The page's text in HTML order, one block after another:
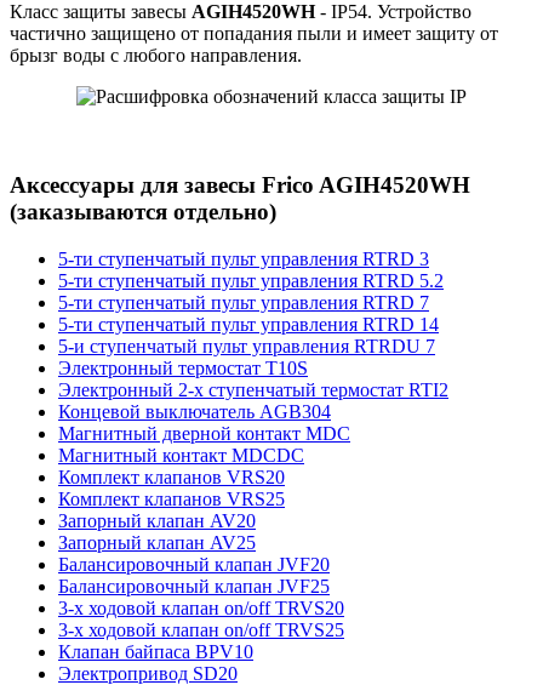
Класс защиты завесы AGIH4520WH- IP54. Устройство
частично защищено от попадания пыли и имеет защиту от
брызг воды с любого направления.
Аксессуары для завесы Frico AGIH4520WH
(заказываются отдельно)
5-ти ступенчатый пульт управления RTRD 3
5-ти ступенчатый пульт управления RTRD 5.2
5-ти ступенчатый пульт управления RTRD 7
5-ти ступенчатый пульт управления RTRD 14
5-и ступенчатый пульт управления RTRDU 7
Электронный термостат T10S
Электронный 2-х ступенчатый термостат RTI2
Концевой выключатель AGB304
Mагнитный дверной контакт MDC
Mагнитный контакт MDCDC
Комплект клапанов VRS20
Комплект клапанов VRS25
Запорный клапан AV20
Запорный клапан AV25
Балансировочный клапан JVF20
Балансировочный клапан JVF25
3-х ходовой клапан on/off TRVS20
3-х ходовой клапан on/off TRVS25
Клапан байпаса BPV10
Электропривод SD20